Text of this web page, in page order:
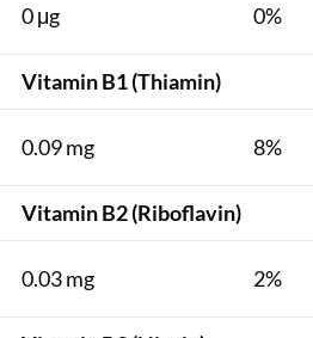
0 μg 0%
Vitamin B1 (Thiamin)
0.09 mg 8%
Vitamin B2 (Riboflavin)
0.03 mg 2%